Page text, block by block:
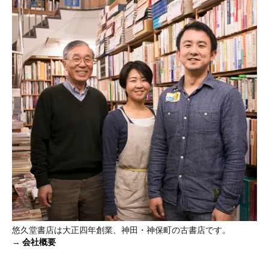
悠久堂書店は大正四年創業、神田・神保町の古書店です。
→ 会社概要